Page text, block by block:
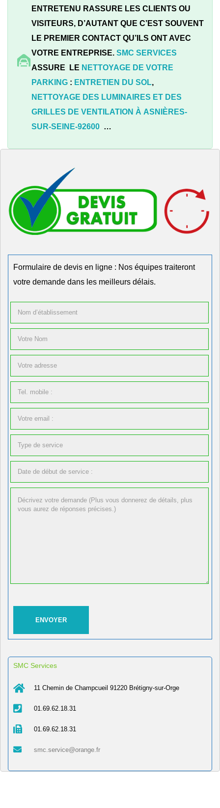
ENTRETENU RASSURE LES CLIENTS OU
VISITEURS, D’AUTANT QUE C’EST SOUVENT
LE PREMIER CONTACT QU’ILS ONT AVEC
VOTRE ENTREPRISE. SMC SERVICES
ASSURE LE NETTOYAGE DE VOTRE
PARKING : ENTRETIEN DU SOL,
NETTOYAGE DES LUMINAIRES ET DES
GRILLES DE VENTILATION À ASNIÈRES-
SUR-SEINE-92600 …
Formulaire de devis en ligne : Nos équipes traiteront
votre demande dans les meilleurs délais.
SMC Services
11 Chemin de Champcueil 91220 Brétigny-sur-Orge
01.69.62.18.31
01.69.62.18.31
smc.service@orange.fr